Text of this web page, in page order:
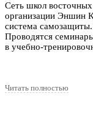
Сеть школ
организации Эншин
система
Проводятся
в учебно-
Читать полностью